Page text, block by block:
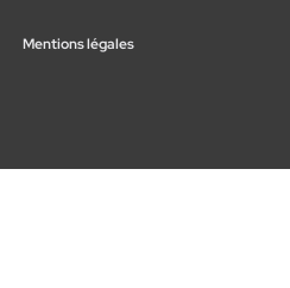
Mentions légales